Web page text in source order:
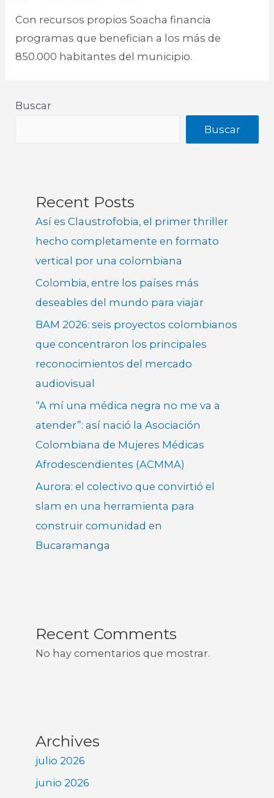
Con recursos propios Soacha financia
programas que benefician a los más de
850.000 habitantes del municipio.
Buscar
Buscar
Recent Posts
Así es Claustrofobia, el primer thriller
hecho completamente en formato
vertical por una colombiana
Colombia, entre los países más
deseables del mundo para viajar
BAM 2026: seis proyectos colombianos
que concentraron los principales
reconocimientos del mercado
audiovisual
“A mí una médica negra no me va a
atender”: así nació la Asociación
Colombiana de Mujeres Médicas
Afrodescendientes (ACMMA)
Aurora: el colectivo que convirtió el
slam en una herramienta para
construir comunidad en
Bucaramanga
Recent Comments
No hay comentarios que mostrar.
Archives
julio 2026
junio 2026